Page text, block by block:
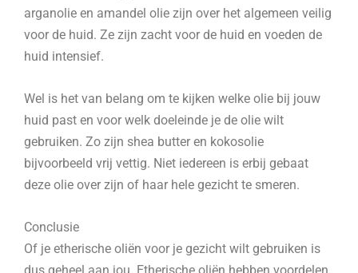
arganolie en amandel olie zijn over het algemeen veilig
voor de huid. Ze zijn zacht voor de huid en voeden de
huid intensief.
Wel is het van belang om te kijken welke olie bij jouw
huid past en voor welk doeleinde je de olie wilt
gebruiken. Zo zijn shea butter en kokosolie
bijvoorbeeld vrij vettig. Niet iedereen is erbij gebaat
deze olie over zijn of haar hele gezicht te smeren.
Conclusie
Of je etherische oliën voor je gezicht wilt gebruiken is